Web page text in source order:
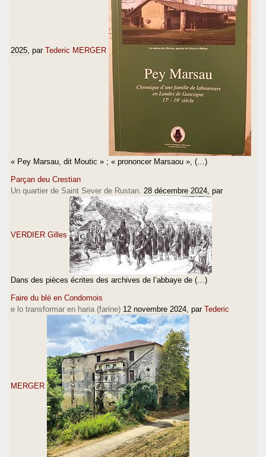
2025 , par Tederic MERGER
« Pey Marsau, dit Moutic » ; « prononcer Marsaou », (…)
Parçan deu Crestian
Un quartier de Saint Sever de Rustan. 28 décembre 2024 , par
VERDIER Gilles
Dans des pièces écrites des archives de l’abbaye de (…)
Faire du blé en Condomois
e lo transformar en haria (farine) 12 novembre 2024 , par Tederic
MERGER